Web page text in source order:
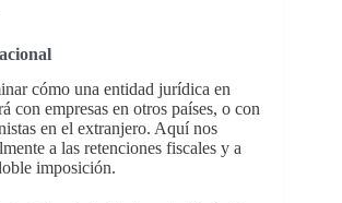
cómo una entidad jurídica en
con empresas en otros países, o con
en el extranjero. Aquí nos
a las retenciones fiscales y a
imposición.